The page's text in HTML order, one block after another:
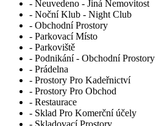
- Neuvedeno - Jiná Nemovitost
- Noční Klub - Night Club
- Obchodní Prostory
- Parkovací Místo
- Parkoviště
- Podnikání - Obchodní Prostory
- Prádelna
- Prostory Pro Kadeřnictví
- Prostory Pro Obchod
- Restaurace
- Sklad Pro Komerční účely